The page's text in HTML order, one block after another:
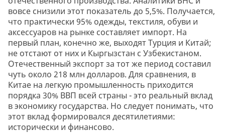
вовсе снизили этот показатель до 5,5%. Получается,
что практически 95% одежды, текстиля, обуви и
аксессуаров на рынке составляет импорт. На
первый план, конечно же, выходят Турция и Китай;
не отстают от них и Кыргызстан с Узбекистаном.
Отечественный экспорт за тот же период составил
чуть около 218 млн долларов. Для сравнения, в
Китае на легкую промышленность приходится
порядка 30% ВВП всей страны - это реальный вклад
в экономику государства. Но следует понимать, что
этот вклад формировался десятилетиями:
исторически и финансово.